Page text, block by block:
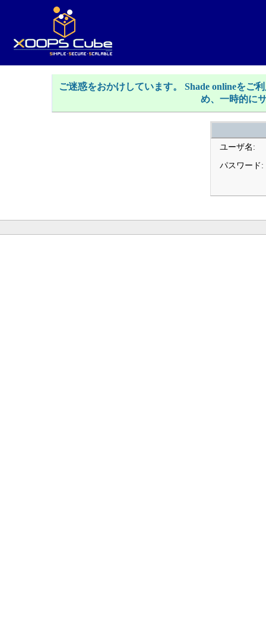
ご迷惑をおかけしています。 Shade onlineをご
め、一時的に
ユーザ名:
パスワード: